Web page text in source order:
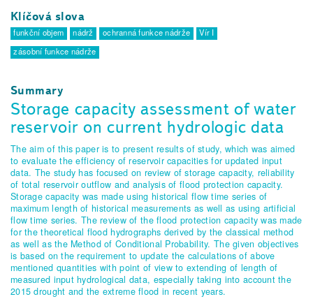
Klíčová slova
funkční objem nádrž ochranná funkce nádrže
Vír I
zásobní funkce nádrže
Summary
Storage capacity assessment of water
reservoir on current hydrologic data
The aim of this paper is to present results of study, which was aimed
to evaluate the efficiency of reservoir capacities for updated input
data. The study has focused on review of storage capacity, reliability
of total reservoir outflow and analysis of flood protection capacity.
Storage capacity was made using historical flow time series of
maximum length of historical measurements as well as using artificial
flow time series. The review of the flood protection capacity was made
for the theoretical flood hydrographs derived by the classical method
as well as the Method of Conditional Probability. The given objectives
is based on the requirement to update the calculations of above
mentioned quantities with point of view to extending of length of
measured input hydrological data, especially taking into account the
2015 drought and the extreme flood in recent years.